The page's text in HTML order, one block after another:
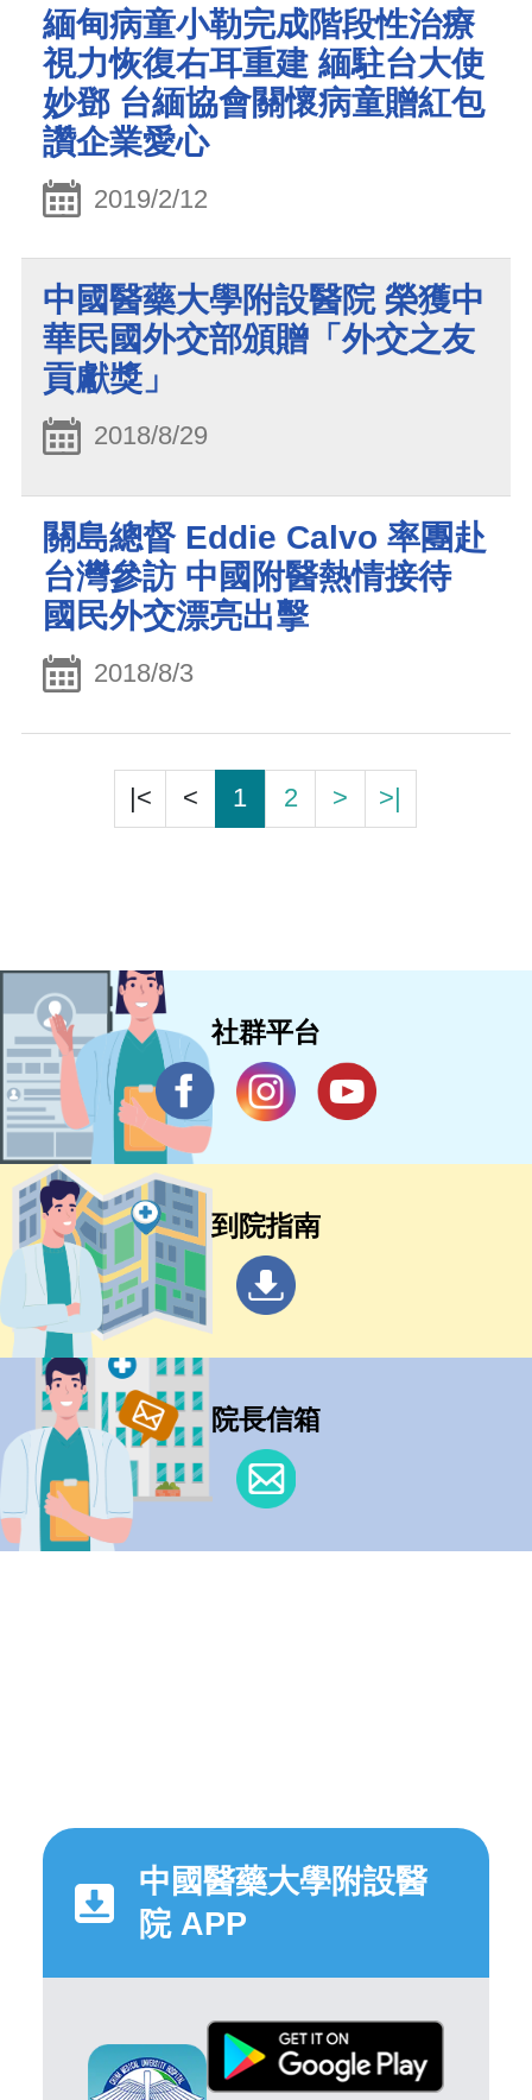
緬甸病童小勒完成階段性治療
視力恢復右耳重建 緬駐台大使
妙鄧 台緬協會關懷病童贈紅包
讚企業愛心
2019/2/12
中國醫藥大學附設醫院 榮獲中
華民國外交部頒贈「外交之友
貢獻獎」
2018/8/29
關島總督 Eddie Calvo 率團赴
台灣參訪 中國附醫熱情接待
國民外交漂亮出擊
2018/8/3
|< < 1 2 > >|
社群平台
到院指南
院長信箱
中國醫藥大學附設醫
院 APP